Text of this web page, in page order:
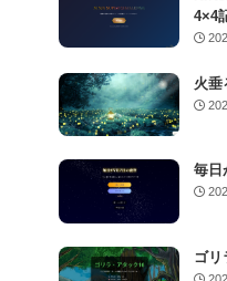
4×4
火垂
毎日
ゴリ